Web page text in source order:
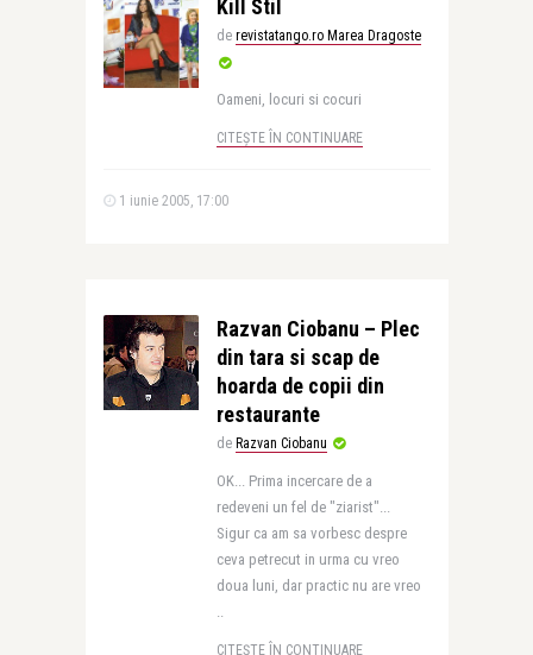
Kill Stil
de revistatango.ro Marea Dragoste
Oameni, locuri si cocuri
CITEȘTE ÎN CONTINUARE
1 iunie 2005, 17:00
Razvan Ciobanu – Plec
din tara si scap de
hoarda de copii din
restaurante
de Razvan Ciobanu
OK... Prima incercare de a
redeveni un fel de "ziarist"...
Sigur ca am sa vorbesc despre
ceva petrecut in urma cu vreo
doua luni, dar practic nu are vreo
..
CITEȘTE ÎN CONTINUARE